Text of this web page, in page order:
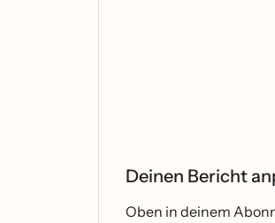
Deinen Bericht
Oben in deinem